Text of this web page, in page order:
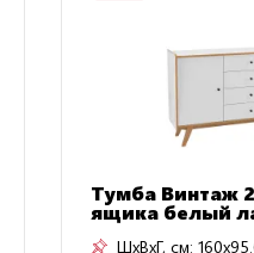
Тумба Винтаж
ящика белый
ШxВxГ, см: